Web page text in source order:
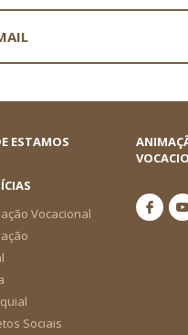
ESTAMOS
Vocacional
Sociais